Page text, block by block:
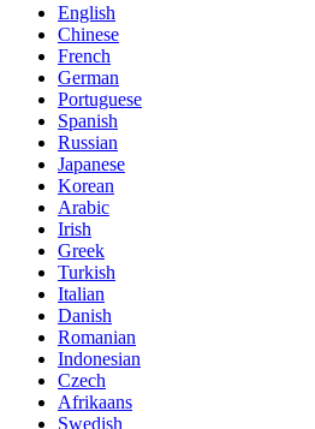
English
Chinese
French
German
Portuguese
Spanish
Russian
Japanese
Korean
Arabic
Irish
Greek
Turkish
Italian
Danish
Romanian
Indonesian
Czech
Afrikaans
Swedish